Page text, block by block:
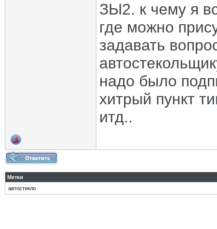
ЗЫ2. к чему я
где можно
задавать
надо было
хитрый пункт
итд..
Метки
автостекло